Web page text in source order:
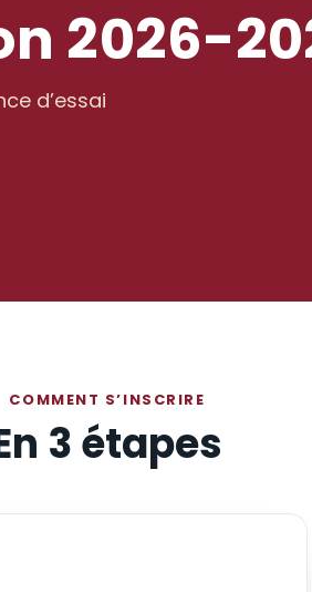
2026-
d’essai
COMMENT S’INSCRIRE
3 étapes